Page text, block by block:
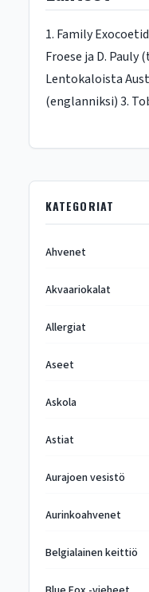
1. Family
Froese ja D. Pauly
Lentokaloista
(englanniksi) 3.
KATEGORIAT
Ahvenet
Akvaariokalat
Allergiat
Aseet
Askola
Astiat
Aurajoen vesistö
Aurinkoahvenet
Belgialainen keittiö